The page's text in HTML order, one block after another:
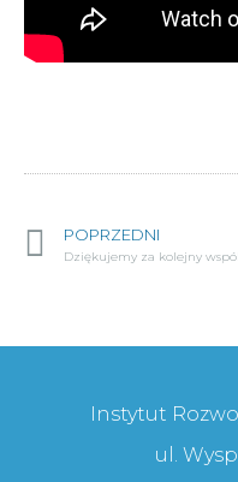
POPRZEDNI
Instytut
ul.